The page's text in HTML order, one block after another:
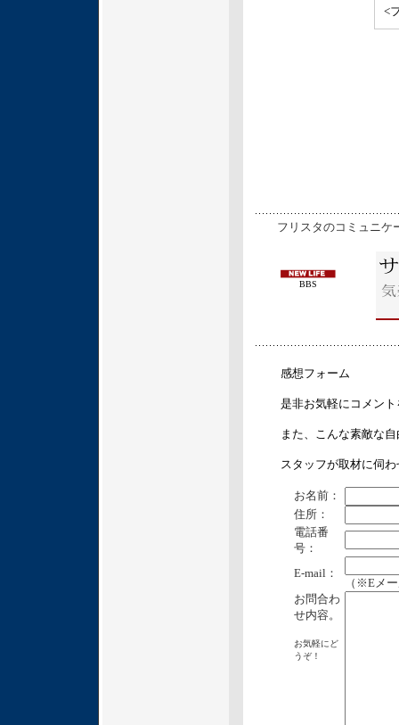
<
フリスタのコミュニケ
BBS
感想フォーム
是非お気軽にコメン
また、こんな素敵な
スタッフが取材に伺
お名前：
住所：
電話番
号：
E-mail：
（※Eメ
お問合わ
せ内容。
お気軽にど
うぞ！